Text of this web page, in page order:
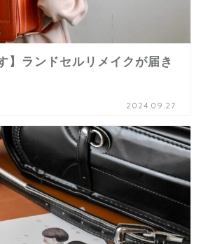
】ランドセルリメイクが届き
2024.09.27